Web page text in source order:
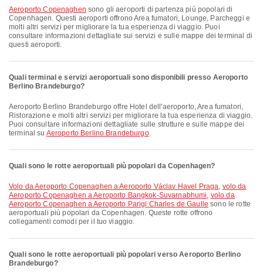
Aeroporto Copenaghen sono gli aeroporti di partenza più popolari di
Copenhagen. Questi aeroporti offrono Area fumatori, Lounge, Parcheggi e
molti altri servizi per migliorare la tua esperienza di viaggio. Puoi
consultare informazioni dettagliate sui servizi e sulle mappe dei terminal di
questi aeroporti.
Quali terminal e servizi aeroportuali sono disponibili presso Aeroporto
Berlino Brandeburgo?
Aeroporto Berlino Brandeburgo offre Hotel dell'aeroporto, Area fumatori,
Ristorazione e molti altri servizi per migliorare la tua esperienza di viaggio.
Puoi consultare informazioni dettagliate sulle strutture e sulle mappe dei
terminal su Aeroporto Berlino Brandeburgo.
Quali sono le rotte aeroportuali più popolari da Copenhagen?
volo da Aeroporto Copenaghen a Aeroporto Václav Havel Praga, volo da
Aeroporto Copenaghen a Aeroporto Bangkok-Suvarnabhumi, volo da
Aeroporto Copenaghen a Aeroporto Parigi Charles de Gaulle sono le rotte
aeroportuali più popolari da Copenhagen. Queste rotte offrono
collegamenti comodi per il tuo viaggio.
Quali sono le rotte aeroportuali più popolari verso Aeroporto Berlino
Brandeburgo?